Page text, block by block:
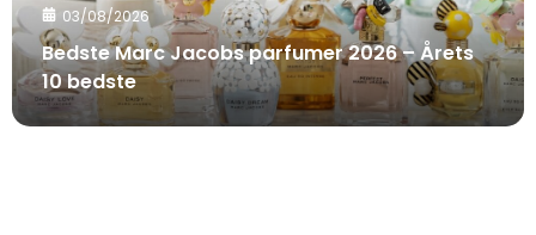
03/08/2026
Bedste Marc Jacobs parfumer 2026 – Årets
10 bedste